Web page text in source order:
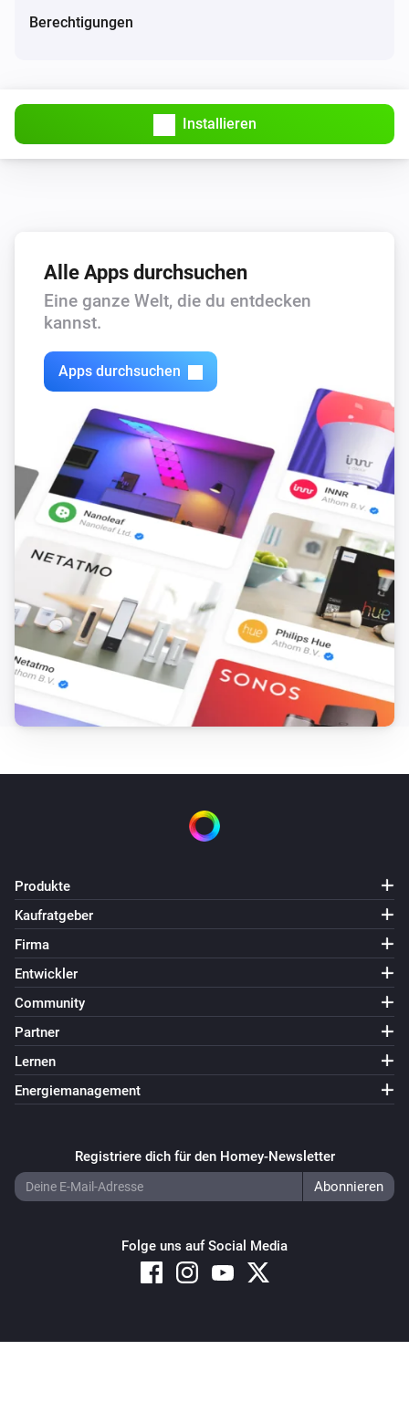
Berechtigungen
Installieren
Alle Apps durchsuchen
Eine ganze Welt, die du entdecken
kannst.
Apps durchsuchen
Produkte
Kaufratgeber
Firma
Entwickler
Community
Partner
Lernen
Energiemanagement
Registriere dich für den Homey-Newsletter
Folge uns auf Social Media